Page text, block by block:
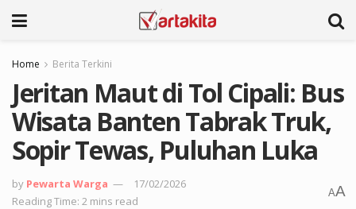
Home Berita Terkini
Jeritan Maut di Tol Cipali: Bus
Wisata Banten Tabrak Truk,
Sopir Tewas, Puluhan Luka
by Pewarta Warga
17/02/2026
Reading Time: 2 mins read
AA